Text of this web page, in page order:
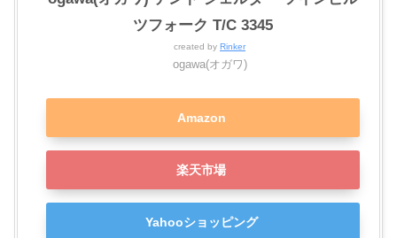
ツフォーク T/C 3345
created by Rinker
ogawa(オガワ)
Amazon
楽天市場
Yahooショッピング